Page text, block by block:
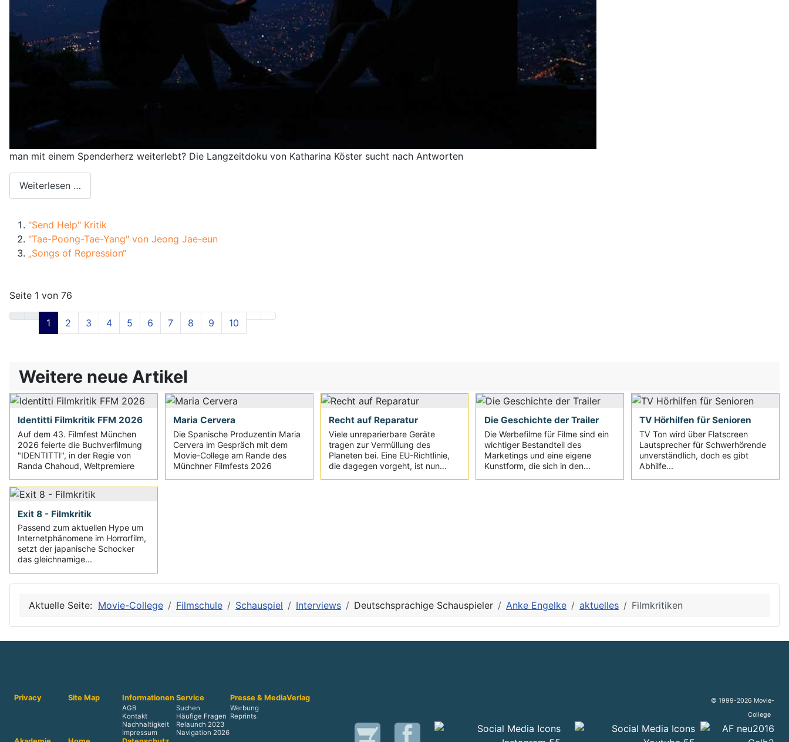
man mit einem Spenderherz weiterlebt? Die Langzeitdoku von Katharina Köster sucht nach Antworten
Weiterlesen …
"Send Help" Kritik
"Tae-Poong-Tae-Yang" von Jeong Jae-eun
„Songs of Repression“
Seite 1 von 76
1 2 3 4 5 6 7 8 9 10
Weitere neue Artikel
Identitti Filmkritik FFM 2026
Auf dem 43. Filmfest München
2026 feierte die Buchverfilmung
"IDENTITTI", in der Regie von
Randa Chahoud, Weltpremiere
Maria Cervera
Die Spanische Produzentin Maria
Cervera im Gespräch mit dem
Movie-College am Rande des
Münchner Filmfests 2026
Recht auf Reparatur
Viele unreparierbare Geräte
tragen zur Vermüllung des
Planeten bei. Eine EU-Richtlinie,
die dagegen vorgeht, ist nun...
Die Geschichte der Trailer
Die Werbefilme für Filme sind ein
wichtiger Bestandteil des
Marketings und eine eigene
Kunstform, die sich in den...
TV Hörhilfen für Senioren
TV Ton wird über Flatscreen
Lautsprecher für Schwerhörende
unverständlich, doch es gibt
Abhilfe...
Exit 8 - Filmkritik
Passend zum aktuellen Hype um
Internetphänomene im Horrorfilm,
setzt der japanische Schocker
das gleichnamige...
Aktuelle Seite: Movie-College Filmschule Schauspiel Interviews Deutschsprachige Schauspieler Anke Engelke aktuelles Filmkritiken
Privacy Site Map Informationen
AGB
Kontakt
Nachhaltigkeit
Impressum
Service
Suchen
Häufige Fragen
Relaunch 2023
Navigation 2026
Presse & Media
Werbung
Reprints
Verlag
© 1999-2026 Movie-
College